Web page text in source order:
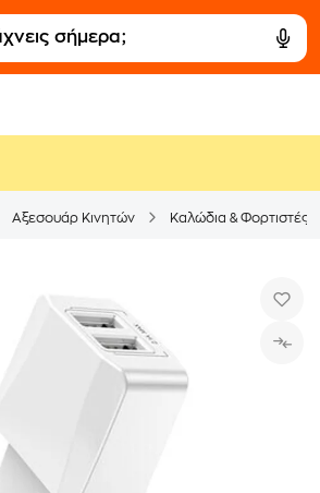
Αξεσουάρ Κινητών Καλώδια & Φορτιστές